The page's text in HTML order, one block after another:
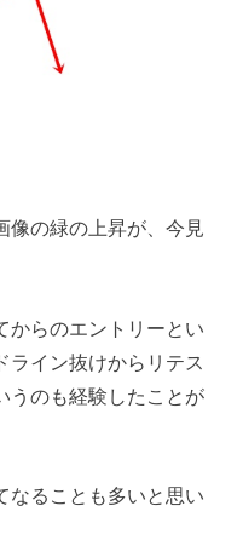
像の緑の上昇が、今見
からのエントリーとい
ライン抜けからリテス
うのも経験したことが
なることも多いと思い